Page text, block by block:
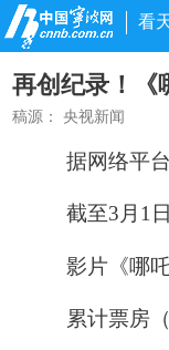
看
再创纪录！《
稿源：央视新闻
据网络平台
截至3月1日
影片《哪吒
累计票房（